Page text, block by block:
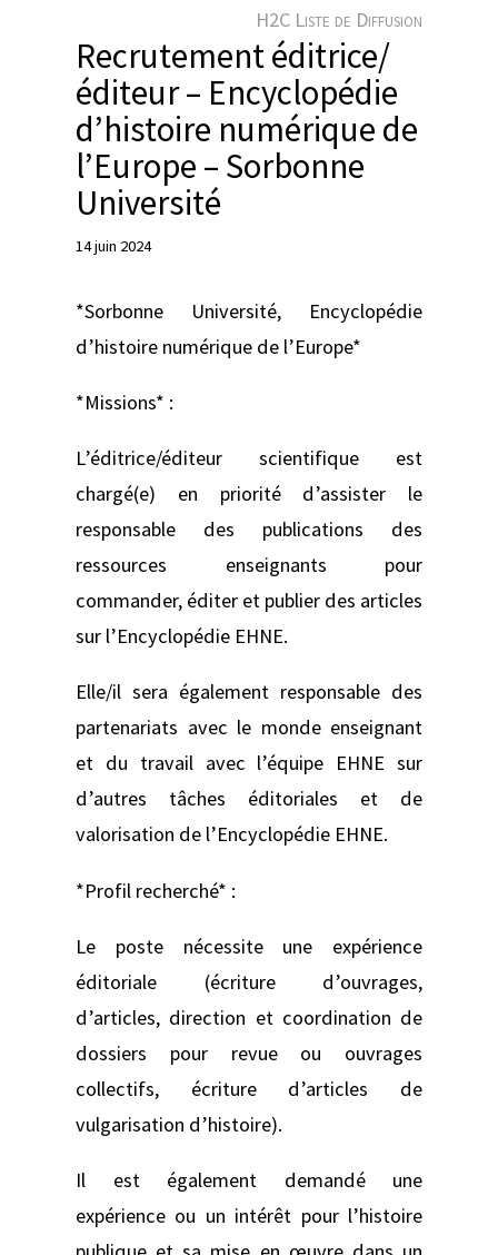
H2C Liste de Diffusion
Recrutement éditrice/
éditeur – Encyclopédie
d’histoire numérique de
l’Europe – Sorbonne
Université
14 juin 2024
*Sorbonne Université, Encyclopédie
d’histoire numérique de l’Europe*
*Missions* :
L’éditrice/éditeur scientifique est
chargé(e) en priorité d’assister le
responsable des publications des
ressources enseignants pour
commander, éditer et publier des articles
sur l’Encyclopédie EHNE.
Elle/il sera également responsable des
partenariats avec le monde enseignant
et du travail avec l’équipe EHNE sur
d’autres tâches éditoriales et de
valorisation de l’Encyclopédie EHNE.
*Profil recherché* :
Le poste nécessite une expérience
éditoriale (écriture d’ouvrages,
d’articles, direction et coordination de
dossiers pour revue ou ouvrages
collectifs, écriture d’articles de
vulgarisation d’histoire).
Il est également demandé une
expérience ou un intérêt pour l’histoire